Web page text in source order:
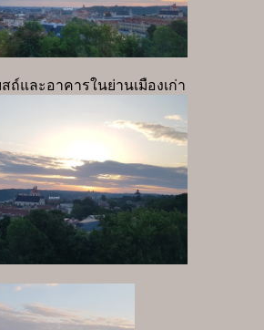
ถ์และอาคารในย่านเมืองเก่า